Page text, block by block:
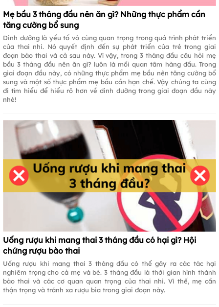
Mẹ bầu 3 tháng đầu nên ăn gì? Những thực phẩm cần
tăng cường bổ sung
Dinh dưỡng là yếu tố vô cùng quan trọng trong quá trình phát triển
của thai nhi. Nó quyết định đến sự phát triển của trẻ trong giai
đoạn bào thai và cả sau này. Vì vậy, trong 3 tháng đầu câu hỏi mẹ
bầu 3 tháng đầu nên ăn gì? luôn là mối quan tâm hàng đầu. Trong
giai đoạn đầu này, có những thực phẩm mẹ bầu nên tăng cường bổ
sung và một số thực phẩm mẹ bầu cần hạn chế. Vậy chúng ta cùng
đi tìm hiểu để hiểu rõ hơn về dinh dưỡng trong giai đoạn đầu này
nhé!
Uống rượu khi mang thai 3 tháng đầu có hại gì? Hội
chứng rượu bào thai
Uống rượu khi mang thai 3 tháng đầu có thể gây ra các tác hại
nghiêm trọng cho cả mẹ và bé. 3 tháng đầu là thời gian hình thành
bào thai và các cơ quan quan trọng của thai nhi. Vì thế, mẹ cần
thận trọng và tránh xa rượu bia trong giai đoạn này.